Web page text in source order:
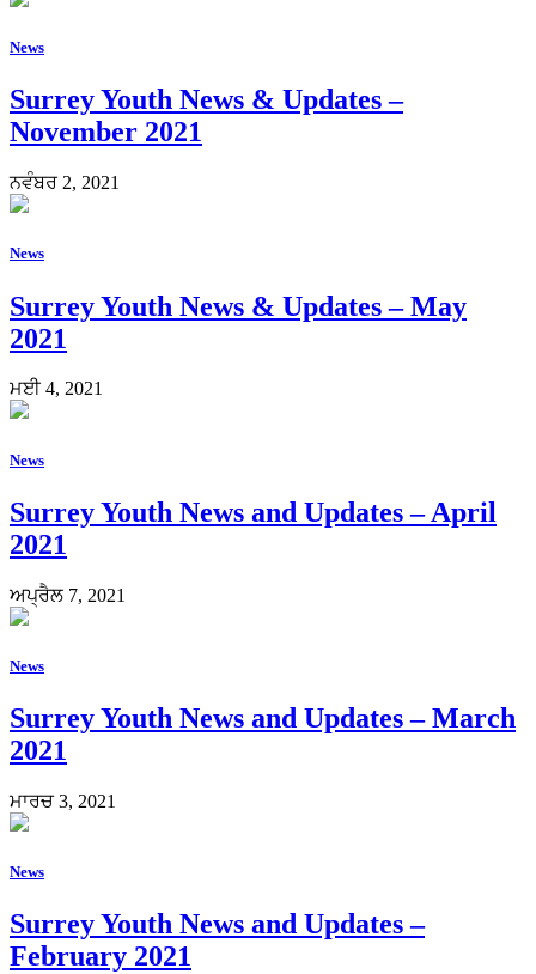
News
Surrey Youth News & Updates –
November 2021
ਨਵੰਬਰ 2, 2021
News
Surrey Youth News & Updates – May
2021
ਮਈ 4, 2021
News
Surrey Youth News and Updates – April
2021
ਅਪ੍ਰੈਲ 7, 2021
News
Surrey Youth News and Updates – March
2021
ਮਾਰਚ 3, 2021
News
Surrey Youth News and Updates –
February 2021